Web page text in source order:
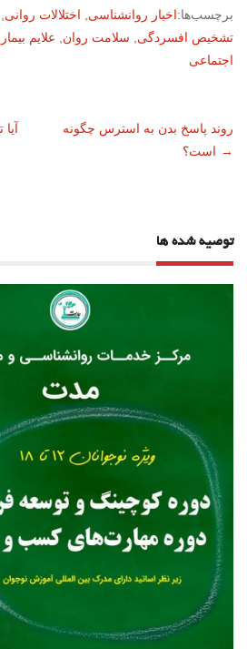
برچسب‌ها:اخبار روانشناسی, اختلالات روانی,
تشخیص افسردگی, سلامت روان, علایم
اجتماعی
ناوبری
روند پاسخ بدن به استرس چگونه
است؟ →
توصیه شده ها